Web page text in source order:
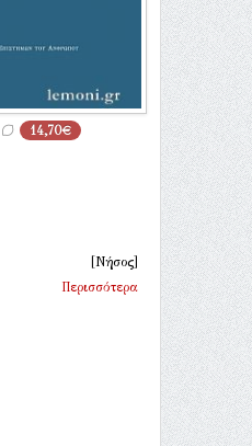
14,70€
[Νήσος]
Περισσότερα